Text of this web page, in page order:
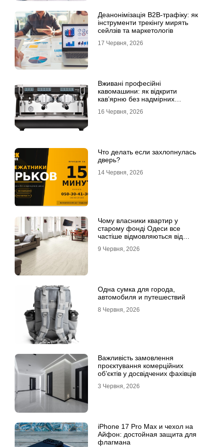
Деанонімізація B2B-трафіку: як
інструменти трекінгу мирять
сейлзів та маркетологів
17 Червня, 2026
Вживані професійні
кавомашини: як відкрити
кав’ярню без надмірних
16 Червня, 2026
Что делать если захлопнулась
дверь?
14 Червня, 2026
Чому власники квартир у
старому фонді Одеси все
частіше відмовляються від
9 Червня, 2026
Одна сумка для города,
автомобиля и путешествий
8 Червня, 2026
Важливість замовлення
проєктування комерційних
об’єктів у досвідчених фахівців
3 Червня, 2026
iPhone 17 Pro Max и чехол на
Айфон: достойная защита для
флагмана